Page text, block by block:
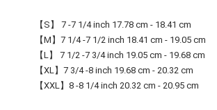
【S】 7 -7 1/4 inch 17.78 cm - 18.41 cm
【M】7 1/4 -7 1/2 inch 18.41 cm - 19.05 cm
【L】 7 1/2 -7 3/4 inch 19.05 cm - 19.68 cm
【XL】7 3/4 -8 inch 19.68 cm - 20.32 cm
【XXL】8 -8 1/4 inch 20.32 cm - 20.95 cm